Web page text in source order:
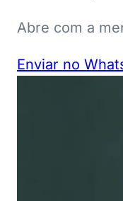
Abre com a
Enviar no